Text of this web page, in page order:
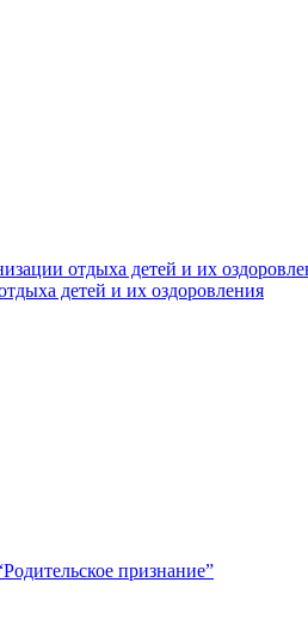
отдыха детей и их
детей и их оздоровления
признание”